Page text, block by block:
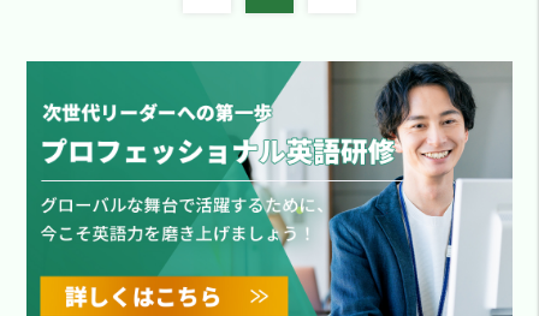
ペ
ジ
送
り